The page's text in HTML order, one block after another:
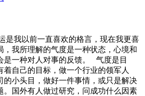
我以前一直喜欢的格言，现在我更喜
，我所理解的气度是一种状态，心境和
是一种对人对事的反馈。 气度是目
着自己的目标，做一个行业的领军人
的小头目，做好一件事情，或只是解决
。国外有人做过研究，问成功什么因素